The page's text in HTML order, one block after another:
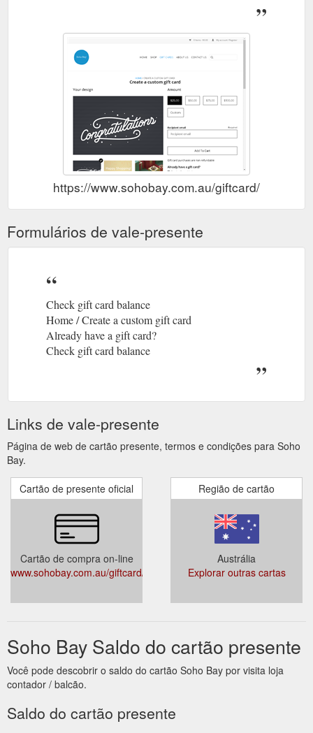
https://www.sohobay.com.au/giftcard/
Formulários de vale-presente
Check gift card balance
Home / Create a custom gift card
Already have a gift card?
Check gift card balance
Links de vale-presente
Página de web de cartão presente, termos e condições para Soho
Bay.
Cartão de presente oficial
Cartão de compra on-line
www.sohobay.com.au/giftcard/
Região de cartão
Austrália
Explorar outras cartas
Soho Bay Saldo do cartão presente
Você pode descobrir o saldo do cartão Soho Bay por visita loja
contador / balcão.
Saldo do cartão presente